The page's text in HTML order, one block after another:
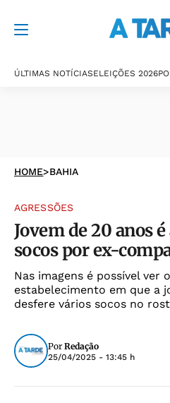
ÚLTIMAS NOTÍCIASELEIÇÕES 2026
HOME>BAHIA
AGRESSÕES
Jovem de 20 anos
socos por ex-
Nas imagens é possível ver
estabelecimento em que a
desfere vários socos no
Por Redação
25/04/2025 - 13:45 h